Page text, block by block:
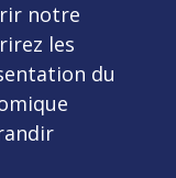
notre
les
du